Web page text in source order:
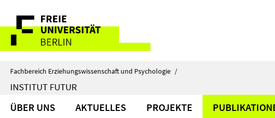
direkt
Inhalt
Service-
Navigation
Fachbereich Erziehungswissenschaft und Psychologie /
INSTITUT FUTUR
ÜBER UNS AKTUELLES PROJEKTE